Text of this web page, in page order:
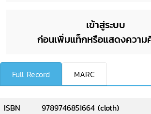
เข้าสู่ระบบ
ก่อนเพิ่มแท็กหรือแสดงความ
Full Record MARC
ISBN
9789746851664 (cloth)